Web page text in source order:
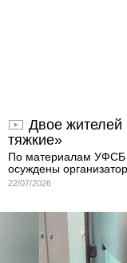
Двое жителей
тяжкие»
По материалам УФСБ
осуждены
22/07/2026